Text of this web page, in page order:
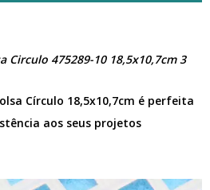
Circulo 475289-10 18,5x10,7cm 3
Círculo 18,5x10,7cm é perfeita
aos seus projetos